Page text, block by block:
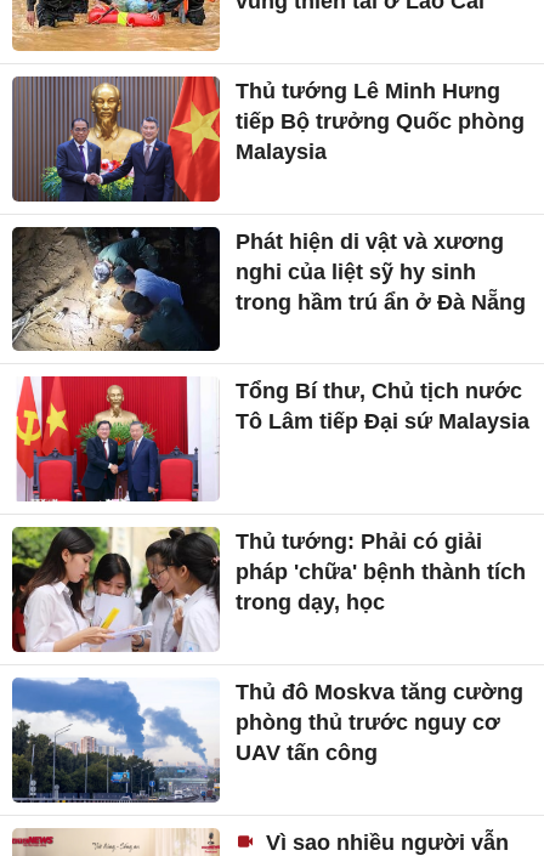
Thủ tướng Lê Minh Hưng
tiếp Bộ trưởng Quốc phòng
Malaysia
Phát hiện di vật và xương
nghi của liệt sỹ hy sinh
trong hầm trú ẩn ở Đà Nẵng
Tổng Bí thư, Chủ tịch nước
Tô Lâm tiếp Đại sứ Malaysia
Thủ tướng: Phải có giải
pháp 'chữa' bệnh thành tích
trong dạy, học
Thủ đô Moskva tăng cường
phòng thủ trước nguy cơ
UAV tấn công
Vì sao nhiều người vẫn